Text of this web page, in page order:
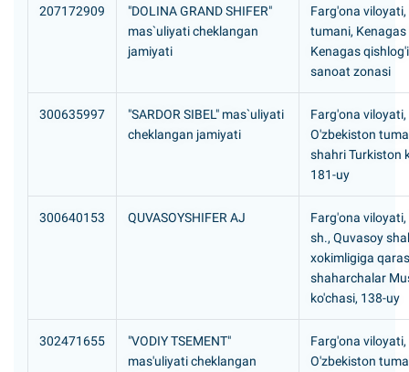
207172909
"DOLINA GRAND SHIFER"
mas`uliyati cheklangan
jamiyati
Farg'ona viloyati,
tumani, Kenagas
Kenagas
sanoat zonasi
300635997
"SARDOR SIBEL" mas`uliyati
cheklangan jamiyati
Farg'ona viloyati,
O'zbekiston
shahri Turkiston
181-uy
300640153 QUVASOYSHIFER AJ
Farg'ona
sh., Quvasoy
xokimligiga
shaharchalar
ko'chasi, 138-uy
302471655
"VODIY TSEMENT"
mas'uliyati cheklangan
Farg'ona viloyati,
O'zbekiston